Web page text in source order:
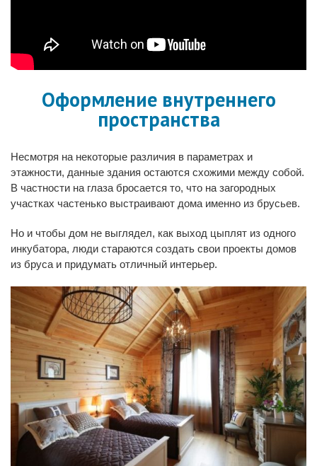
Оформление внутреннего
пространства
Несмотря на некоторые различия в параметрах и
этажности, данные здания остаются схожими между собой.
В частности на глаза бросается то, что на загородных
участках частенько выстраивают дома именно из брусьев.
Но и чтобы дом не выглядел, как выход цыплят из одного
инкубатора, люди стараются создать свои проекты домов
из бруса и придумать отличный интерьер.